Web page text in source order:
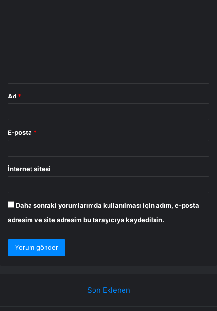
Ad *
E-posta *
İnternet sitesi
Daha sonraki yorumlarımda kullanılması için adım, e-posta
adresim ve site adresim bu tarayıcıya kaydedilsin.
Son Eklenen